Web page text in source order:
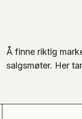
Å finne riktig
salgsmøter. Her